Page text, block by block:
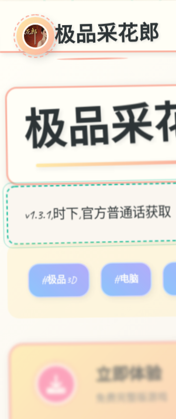
极品采花郎
极品采
v1.3.1,时下,官方普通话获取
#极品3D #电脑
立即体验
免费完整版游戏